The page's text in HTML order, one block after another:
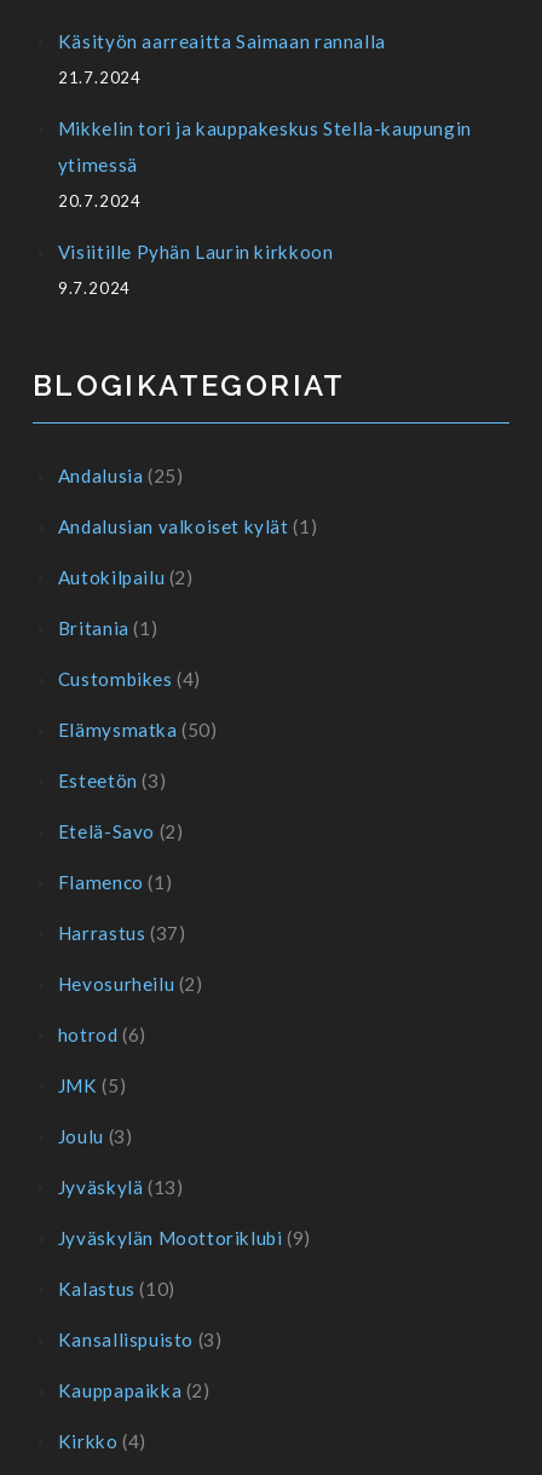
Käsityön aarreaitta Saimaan rannalla
21.7.2024
Mikkelin tori ja kauppakeskus Stella-kaupungin
ytimessä
20.7.2024
Visiitille Pyhän Laurin kirkkoon
9.7.2024
BLOGIKATEGORIAT
Andalusia (25)
Andalusian valkoiset kylät (1)
Autokilpailu (2)
Britania (1)
Custombikes (4)
Elämysmatka (50)
Esteetön (3)
Etelä-Savo (2)
Flamenco (1)
Harrastus (37)
Hevosurheilu (2)
hotrod (6)
JMK (5)
Joulu (3)
Jyväskylä (13)
Jyväskylän Moottoriklubi (9)
Kalastus (10)
Kansallispuisto (3)
Kauppapaikka (2)
Kirkko (4)